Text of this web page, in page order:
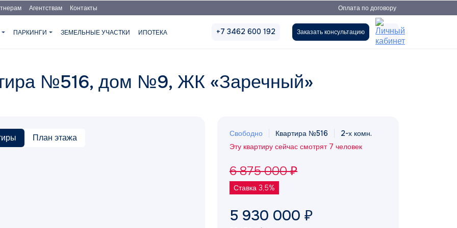
Агентствам Контакты Оплата по договору
ПАРКИНГИ ЗЕМЕЛЬНЫЕ УЧАСТКИ ИПОТЕКА +7 3462 600 192 Заказать консультацию
№516, дом №9, ЖК «Заречный»
План этажа Свободно Квартира №516
2-х комн.
Эту квартиру сейчас смотрят 7 человек
6 875 000 ₽
Ставка 3,5%
5 930 000 ₽